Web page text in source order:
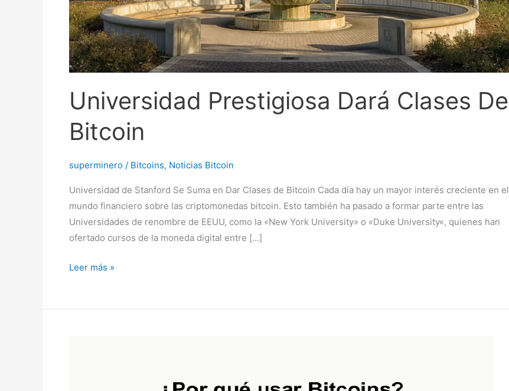
Universidad Prestigiosa Dará Clases De
Bitcoin
superminero / Bitcoins, Noticias Bitcoin
Universidad de Stanford Se Suma en Dar Clases de Bitcoin Cada día hay un mayor interés creciente en el
mundo financiero sobre las criptomonedas bitcoin. Esto también ha pasado a formar parte entre las
Universidades de renombre de EEUU, como la «New York University» o «Duke University«, quienes han
ofertado cursos de la moneda digital entre […]
Leer más »